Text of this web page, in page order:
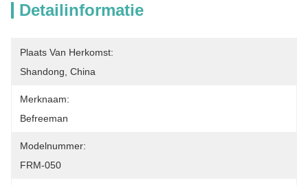
Detailinformatie
Plaats Van Herkomst:
Shandong, China
Merknaam:
Befreeman
Modelnummer:
FRM-050